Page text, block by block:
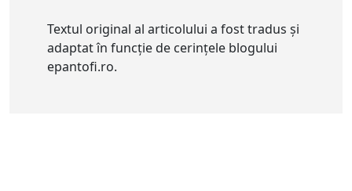
Textul original al articolului a fost tradus și
adaptat în funcție de cerințele blogului
epantofi.ro.